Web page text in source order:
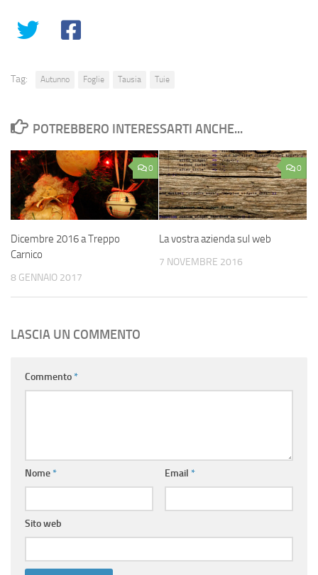
Tag: Autunno Foglie Tausia Tuie
POTREBBERO INTERESSARTI ANCHE...
0
Dicembre 2016 a Treppo
Carnico
8 GENNAIO 2017
0
La vostra azienda sul web
7 NOVEMBRE 2016
LASCIA UN COMMENTO
Commento*
Nome* Email *
Sito web